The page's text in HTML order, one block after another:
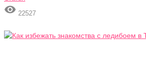
 22527